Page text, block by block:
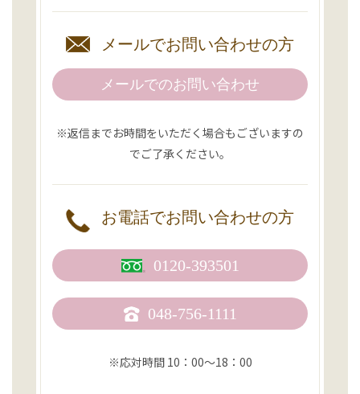
メールでお問い合わせの方
メールでのお問い合わせ
※返信までお時間をいただく場合もございますの
でご了承ください。
お電話でお問い合わせの方
0120-393501
048-756-1111
※応対時間 10：00〜18：00